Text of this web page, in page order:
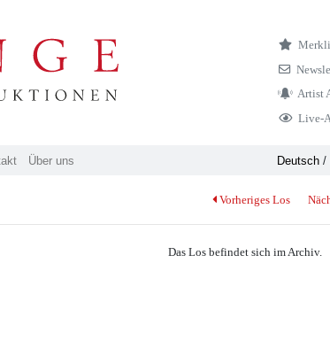
Artist
Live-
Über uns Deutsch/
Vorheriges Los
Das Los befindet sich im Archiv.